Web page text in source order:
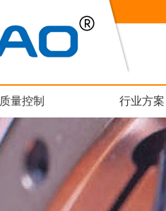
质量控制 行业方案